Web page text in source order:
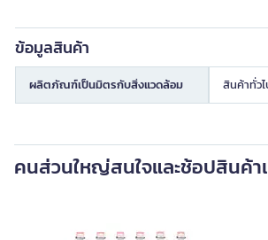
ข้อมูลสินค้า
ผลิตภัณฑ์เป็นมิตรกับสิ่งแวดล้อม สินค้าทั่ว
คนส่วนใหญ่สนใจและช้อปสินค้า